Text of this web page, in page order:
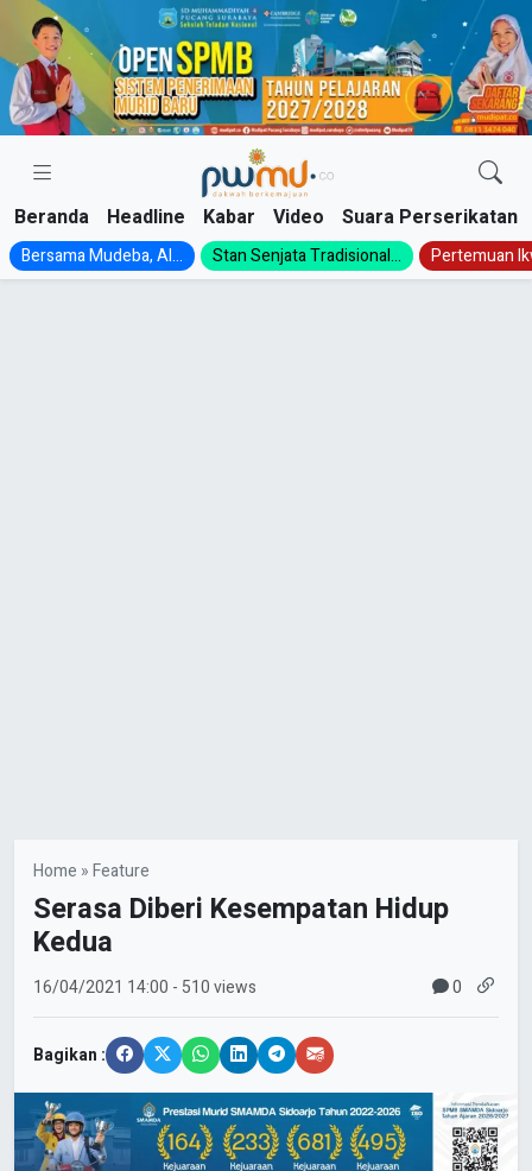
Skip
content
Beranda Headline Kabar Video Suara Perserikatan
Bersama Mudeba, Al... Stan Senjata Tradisional... Pertemuan
Home »Feature
Serasa Diberi Kesempatan Hidup
Kedua
16/04/2021 14:00 - 510 views 0
Bagikan :